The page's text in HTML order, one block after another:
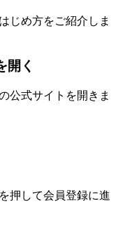
じめ方をご紹介しま
開く
公式サイトを開きま
押して会員登録に進